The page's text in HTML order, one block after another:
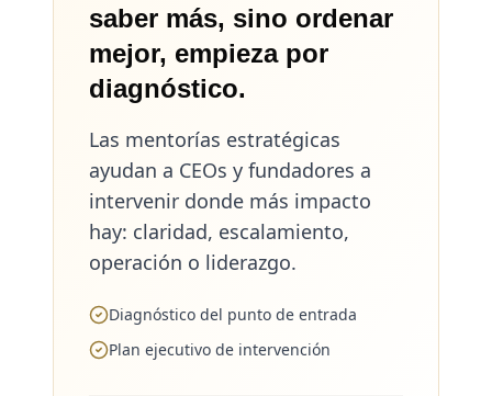
saber más, sino ordenar
mejor, empieza por
diagnóstico.
Las mentorías estratégicas
ayudan a CEOs y fundadores a
intervenir donde más impacto
hay: claridad, escalamiento,
operación o liderazgo.
Diagnóstico del punto de entrada
Plan ejecutivo de intervención